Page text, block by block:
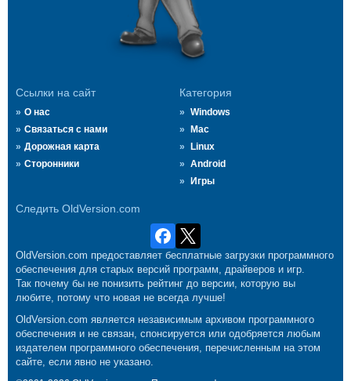
Ссылки на сайт
О нас
Связаться с нами
Дорожная карта
Сторонники
Категория
Windows
Mac
Linux
Android
Игры
Следить OldVersion.com
OldVersion.com предоставляет бесплатные загрузки программного
обеспечения для старых версий программ, драйверов и игр.
Так почему бы не понизить рейтинг до версии, которую вы
любите, потому что новая не всегда лучше!
OldVersion.com является независимым архивом программного
обеспечения и не связан, спонсируется или одобряется любым
издателем программного обеспечения, перечисленным на этом
сайте, если явно не указано.